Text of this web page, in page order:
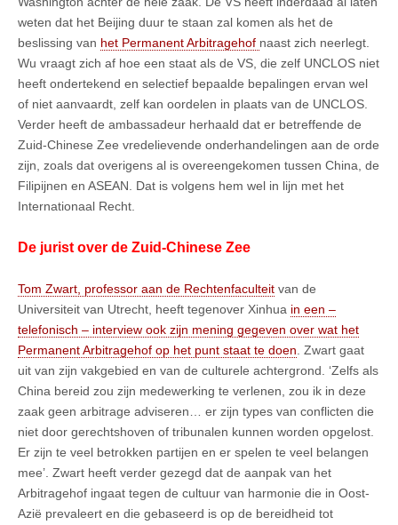
weten dat het Beijing duur te staan zal komen als het de
beslissing van het Permanent Arbitragehof naast zich neerlegt.
Wu vraagt zich af hoe een staat als de VS, die zelf UNCLOS niet
heeft ondertekend en selectief bepaalde bepalingen ervan wel
of niet aanvaardt, zelf kan oordelen in plaats van de UNCLOS.
Verder heeft de ambassadeur herhaald dat er betreffende de
Zuid-Chinese Zee vredelievende onderhandelingen aan de orde
zijn, zoals dat overigens al is overeengekomen tussen China, de
Filipijnen en ASEAN. Dat is volgens hem wel in lijn met het
Internationaal Recht.
De jurist over de Zuid-Chinese Zee
Tom Zwart, professor aan de Rechtenfaculteit van de
Universiteit van Utrecht, heeft tegenover Xinhua in een –
telefonisch – interview ook zijn mening gegeven over wat het
Permanent Arbitragehof op het punt staat te doen . Zwart gaat
uit van zijn vakgebied en van de culturele achtergrond. ‘Zelfs als
China bereid zou zijn medewerking te verlenen, zou ik in deze
zaak geen arbitrage adviseren… er zijn types van conflicten die
niet door gerechtshoven of tribunalen kunnen worden opgelost.
Er zijn te veel betrokken partijen en er spelen te veel belangen
mee’. Zwart heeft verder gezegd dat de aanpak van het
Arbitragehof ingaat tegen de cultuur van harmonie die in Oost-
Azië prevaleert en die gebaseerd is op de bereidheid tot